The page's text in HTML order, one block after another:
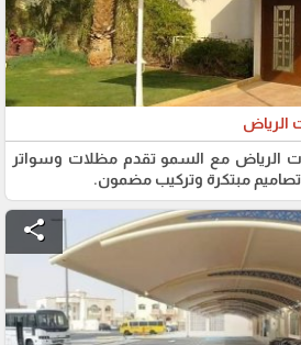
مع السمو تقدم مظلات وسواتر
مبتكرة وتركيب مضمون.
share